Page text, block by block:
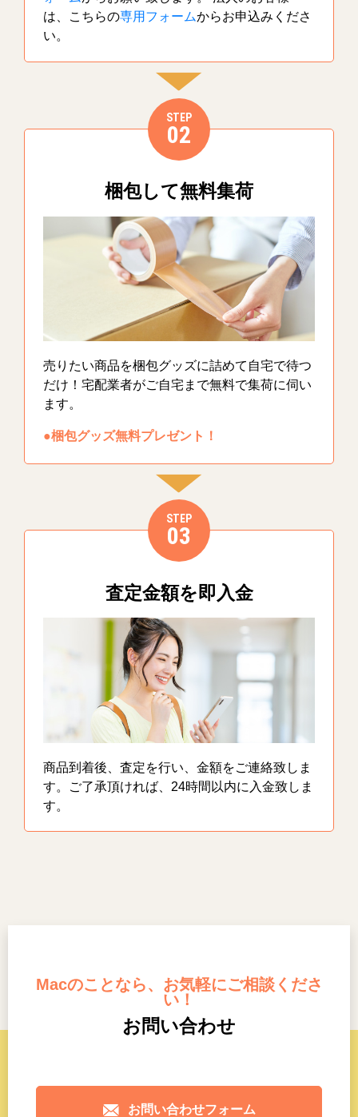
は、こちらの専用フォームからお申込みくださ
い。
STEP
02
梱包して無料集荷
売りたい商品を梱包グッズに詰めて自宅で待つ
だけ！宅配業者がご自宅まで無料で集荷に伺い
ます。
●梱包グッズ無料プレゼント！
STEP
03
査定金額を即入金
商品到着後、査定を行い、金額をご連絡致しま
す。ご了承頂ければ、24時間以内に入金致しま
す。
Macのことなら、お気軽にご相談くださ
い！
お問い合わせ
お問い合わせフォーム